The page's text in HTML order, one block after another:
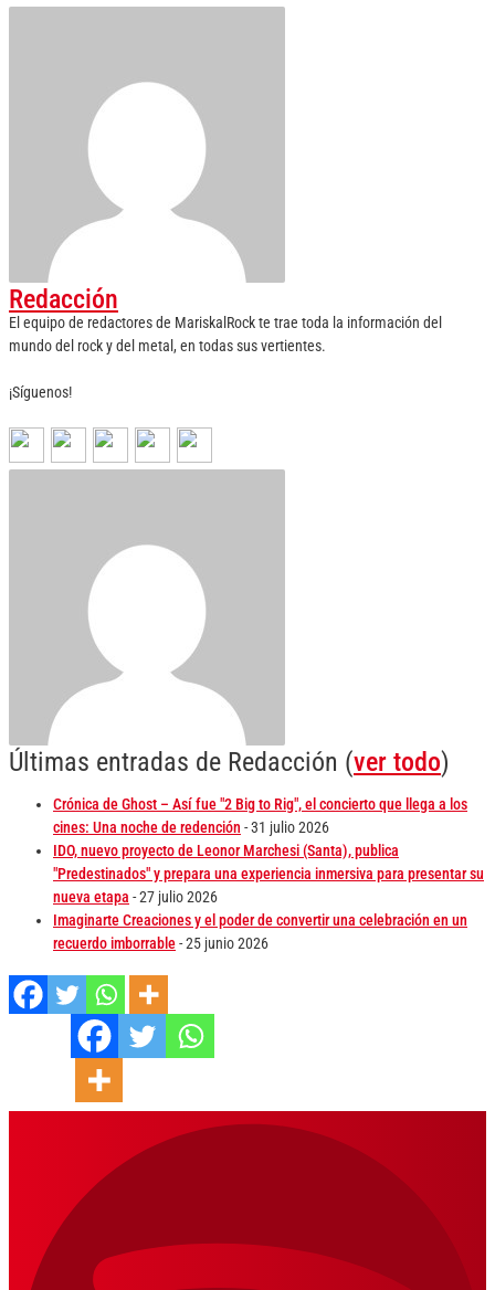
Redacción
El equipo de redactores de MariskalRock te trae toda la información del
mundo del rock y del metal, en todas sus vertientes.
¡Síguenos!
Últimas entradas de Redacción (ver todo)
Crónica de Ghost – Así fue "2 Big to Rig", el concierto que llega a los
cines: Una noche de redención - 31 julio 2026
IDO, nuevo proyecto de Leonor Marchesi (Santa), publica
"Predestinados" y prepara una experiencia inmersiva para presentar su
nueva etapa - 27 julio 2026
Imaginarte Creaciones y el poder de convertir una celebración en un
recuerdo imborrable- 25 junio 2026